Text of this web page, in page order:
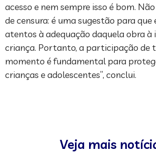
acesso e nem sempre isso é bom.
de censura: é uma sugestão para que
atentos à adequação daquela obra à
criança. Portanto, a participação de
momento é fundamental para
crianças e adolescentes”, conclui.
Veja mais